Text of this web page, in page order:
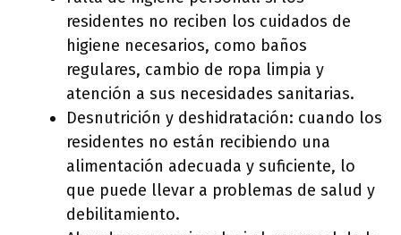
residentes no reciben los cuidados de
higiene necesarios, como baños
regulares, cambio de ropa limpia y
atención a sus necesidades sanitarias.
Desnutrición y deshidratación: cuando los
residentes no están recibiendo una
alimentación adecuada y suficiente, lo
que puede llevar a problemas de salud y
debilitamiento.